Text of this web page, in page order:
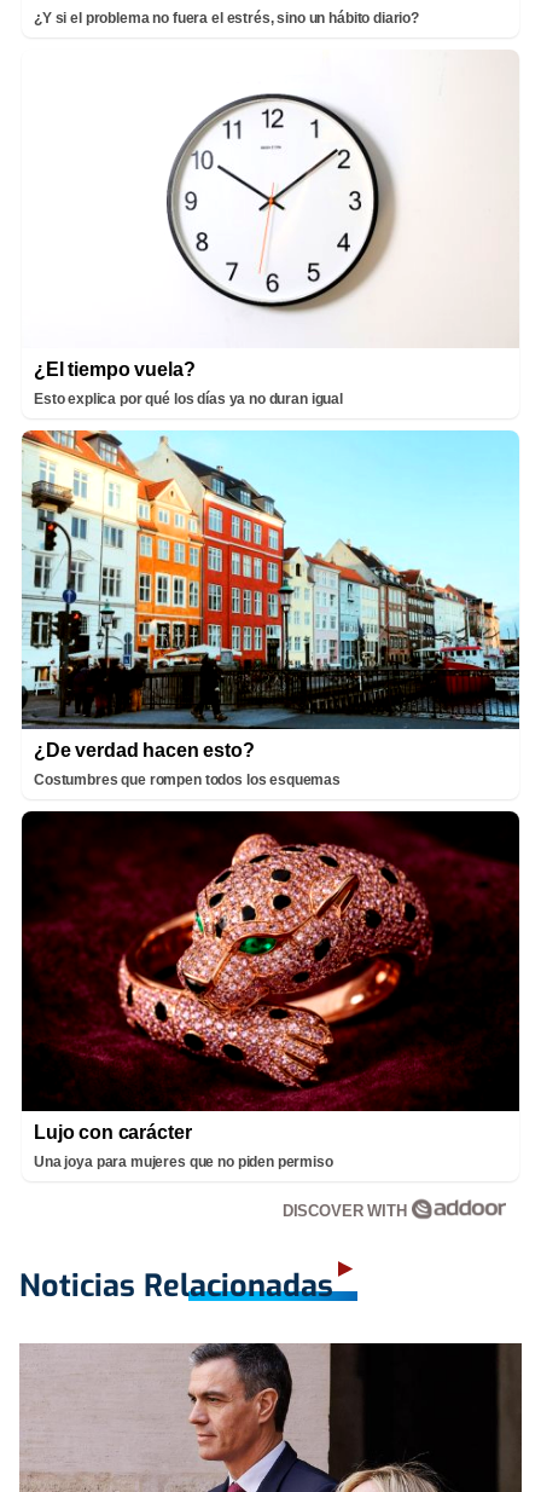
¿Y si el problema no fuera el estrés, sino un hábito diario?
¿El tiempo vuela?
Esto explica por qué los días ya no duran igual
¿De verdad hacen esto?
Costumbres que rompen todos los esquemas
Lujo con carácter
Una joya para mujeres que no piden permiso
DISCOVER WITH
Noticias Relacionadas